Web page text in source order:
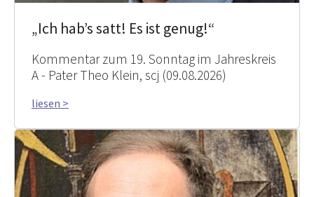
„Ich hab’s satt! Es ist genug!“
Kommentar zum 19. Sonntag im Jahreskreis
A - Pater Theo Klein, scj (09.08.2026)
liesen >